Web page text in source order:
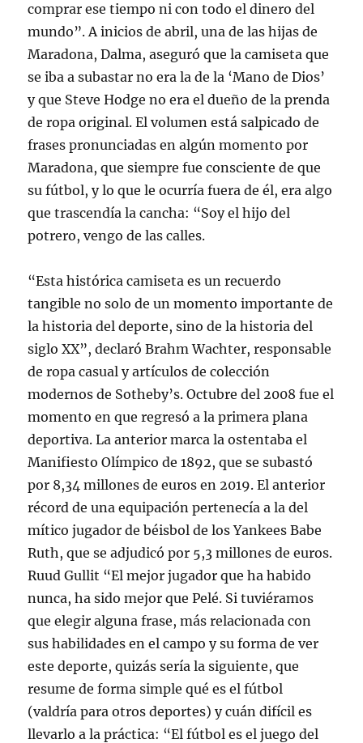
comprar ese tiempo ni con todo el dinero del
mundo”. A inicios de abril, una de las hijas de
Maradona, Dalma, aseguró que la camiseta que
se iba a subastar no era la de la ‘Mano de Dios’
y que Steve Hodge no era el dueño de la prenda
de ropa original. El volumen está salpicado de
frases pronunciadas en algún momento por
Maradona, que siempre fue consciente de que
su fútbol, y lo que le ocurría fuera de él, era algo
que trascendía la cancha: “Soy el hijo del
potrero, vengo de las calles.
“Esta histórica camiseta es un recuerdo
tangible no solo de un momento importante de
la historia del deporte, sino de la historia del
siglo XX”, declaró Brahm Wachter, responsable
de ropa casual y artículos de colección
modernos de Sotheby’s. Octubre del 2008 fue el
momento en que regresó a la primera plana
deportiva. La anterior marca la ostentaba el
Manifiesto Olímpico de 1892, que se subastó
por 8,34 millones de euros en 2019. El anterior
récord de una equipación pertenecía a la del
mítico jugador de béisbol de los Yankees Babe
Ruth, que se adjudicó por 5,3 millones de euros.
Ruud Gullit “El mejor jugador que ha habido
nunca, ha sido mejor que Pelé. Si tuviéramos
que elegir alguna frase, más relacionada con
sus habilidades en el campo y su forma de ver
este deporte, quizás sería la siguiente, que
resume de forma simple qué es el fútbol
(valdría para otros deportes) y cuán difícil es
llevarlo a la práctica: “El fútbol es el juego del